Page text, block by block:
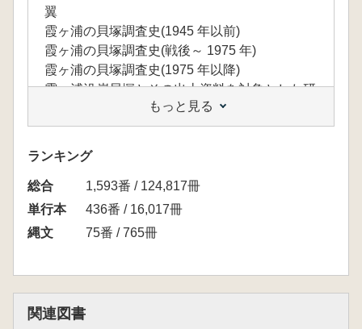
翼
霞ヶ浦の貝塚調査史(1945 年以前)
霞ヶ浦の貝塚調査史(戦後～ 1975 年)
霞ヶ浦の貝塚調査史(1975 年以降)
霞ヶ浦沿岸貝塚とその出土資料を対象とした研
2 陸平貝塚に学ぶ 川村 勝
“ 陸平” 貝塚の発見
世に出た陸平貝塚
陸平貝塚の再発見
第Ⅱ章 霞ヶ浦の貝塚
1 大谷貝塚を掘る 川村 勝・阿部きよ子
陸平貝塚の地勢
もっと見る
ランキング
総合
1,593番 / 124,817冊
単行本
436番 / 16,017冊
縄文
75番 / 765冊
関連図書